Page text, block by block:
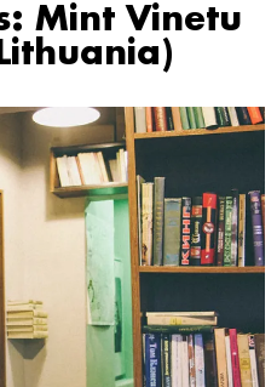
Mint Vinetu